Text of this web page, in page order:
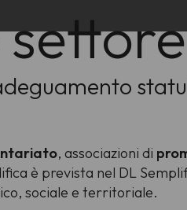
settore
, associazioni di
è prevista nel DL
sociale e territoriale.